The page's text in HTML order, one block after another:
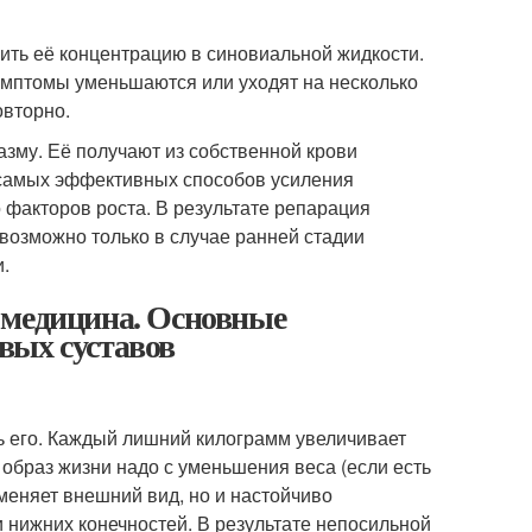
её концентрацию в синовиальной жидкости.
уменьшаются или уходят на несколько
Её получают из собственной крови
эффективных способов усиления
роста. В результате репарация
только в случае ранней стадии
Основные
суставов
его. Каждый лишний килограмм увеличивает
жизни надо с уменьшения веса (если есть
внешний вид, но и настойчиво
конечностей. В результате непосильной